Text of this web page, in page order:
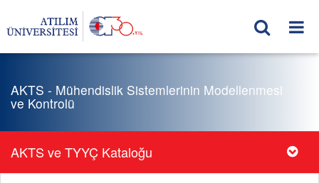
AKTS - Mühendislik Sistemlerinin Modellenmesi
ve Kontrolü
AKTS ve TYYÇ Kataloğu